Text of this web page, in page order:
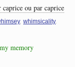
ou par caprice
, whimsicality,
memory